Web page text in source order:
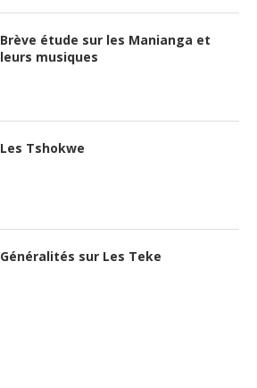
Brève étude sur les Manianga et
leurs musiques
Les Tshokwe
Généralités sur Les Teke